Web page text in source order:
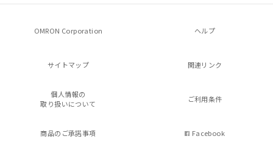
OMRON Corporation ヘルプ
サイトマップ 関連リンク
個人情報の
取り扱いについて
ご利用条件
商品のご承諾事項 Facebook